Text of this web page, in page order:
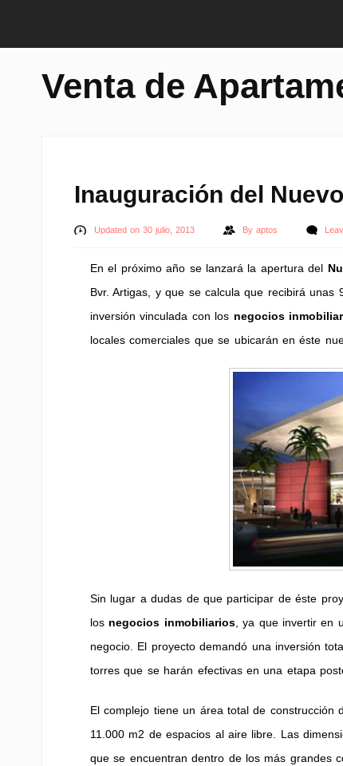
Venta de
Inauguración del
Updated on 30 julio, 2013 By aptos
En el próximo año se lanzará la apertura del
Bvr. Artigas, y que se calcula que recibirá
inversión vinculada con los negocios
locales comerciales que se ubicarán en éste
Sin lugar a dudas de que participar de éste
los negocios inmobiliarios, ya que invertir en
negocio. El proyecto demandó una inversión
torres que se harán efectivas en una etapa
El complejo tiene un área total de
11.000 m2 de espacios al aire libre. Las
que se encuentran dentro de los más grandes